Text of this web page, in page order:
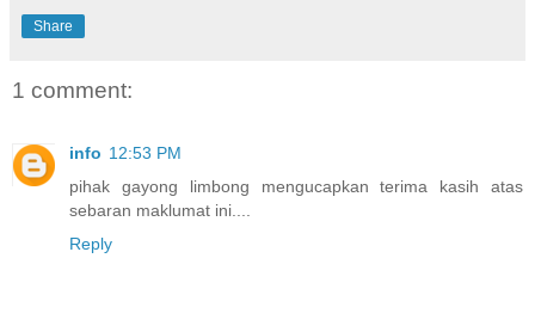
Share
1 comment:
info 12:53 PM
pihak gayong limbong mengucapkan terima kasih atas
sebaran maklumat ini....
Reply